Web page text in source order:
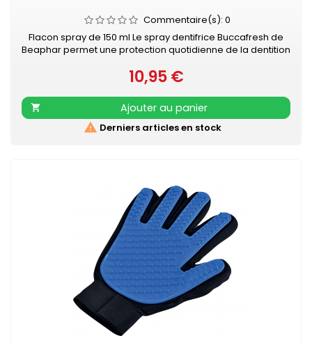
Commentaire(s): 0
Flacon spray de 150 ml Le spray dentifrice Buccafresh de
Beaphar permet une protection quotidienne de la dentition
rinçage. Il a une triple action : Élimine la plaque dentaire
Empêche la formation de tartre Combat la mauvaise
haleine
Prix
10,95 €

Ajouter au panier
 Derniers articles en stock